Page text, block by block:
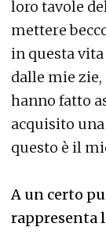
loro tavole
mettere
in questa
dalle mie
hanno fatto
acquisito
questo è il
A un certo
rappresenta